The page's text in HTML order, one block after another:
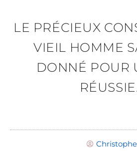
LE PRÉCIEUX
VIEIL HOMME
DONNÉ POUR
Christophe